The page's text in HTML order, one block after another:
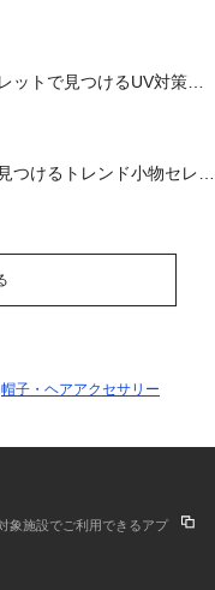
ットで見つけるUV対策ウ
つけるトレンド小物セレク
帽子・ヘアアクセサリー
象施設でご利用できるアプ